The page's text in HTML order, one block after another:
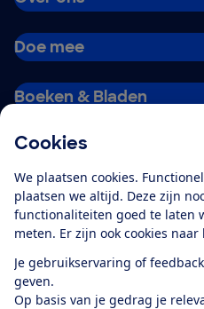
Cookies
We plaatsen cookies.
plaatsen we altijd. Deze zijn
functionaliteiten goed te laten
meten. Er zijn ook cookies naar
Je gebruikservaring of
geven.
Op basis van je gedrag je
Doe mee
Boeken & Bladen
Alles over de
app